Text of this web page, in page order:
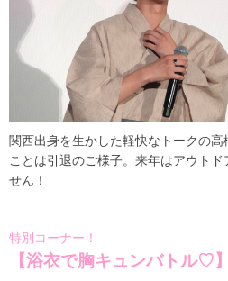
関西出身を生かした軽快なトークの
ことは引退のご様子。来年はアウト
せん！
特別コーナー！
【浴衣で胸キュンバトル♡】